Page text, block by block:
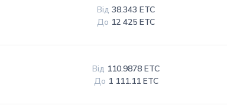
Від 38.343 ETC
До 12 425 ETC
Від 110.9878 ETC
До 1 111.11 ETC